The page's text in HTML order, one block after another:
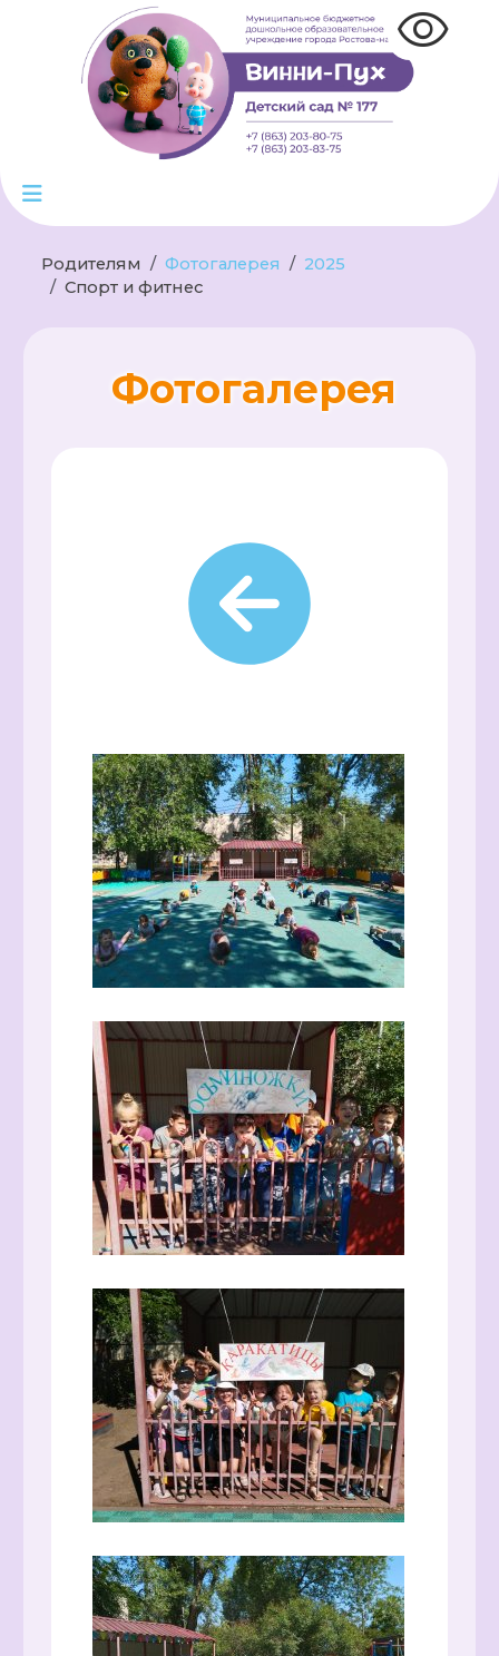
Родителям Фотогалерея
2025
Спорт и фитнес
Фотогалерея
visibility